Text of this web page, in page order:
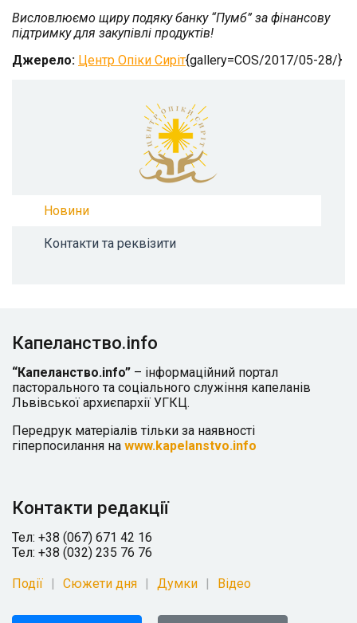
Висловлюємо щиру подяку банку “Пумб” за фінансову
підтримку для закупівлі продуктів!
Джерело: Центр Опіки Сиріт{gallery=COS/2017/05-28/}
Новини
Контакти та реквізити
Капеланство.info
“Капеланство.info” – інформаційний портал
пасторального та соціального служіння капеланів
Львівської архиєпархії УГКЦ.
Передрук матеріалів тільки за наявності
гіперпосилання на www.kapelanstvo.info
Контакти редакції
Тел: +38 (067) 671 42 16
Тел: +38 (032) 235 76 76
Події Сюжети дня Думки Відео